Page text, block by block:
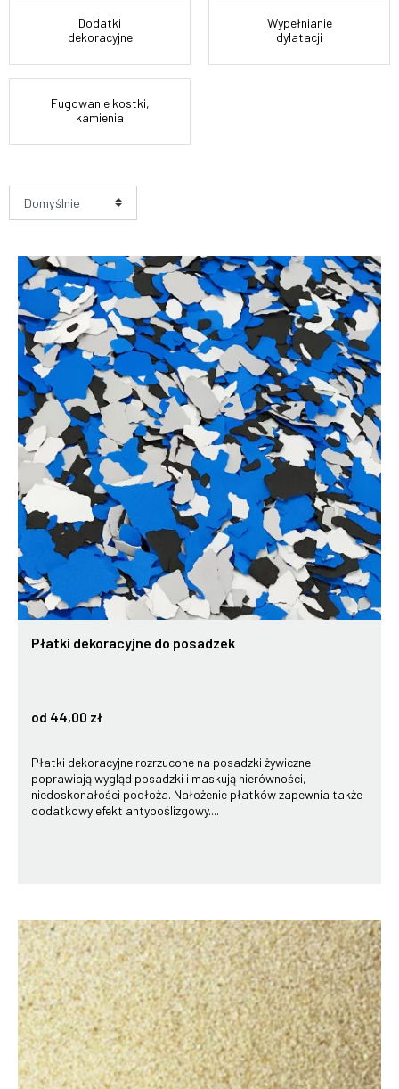
Dodatki
dekoracyjne
Wypełnianie
dylatacji
Fugowanie kostki,
kamienia
Płatki dekoracyjne do posadzek
od 44,00 zł
Płatki dekoracyjne rozrzucone na posadzki żywiczne
poprawiają wygląd posadzki i maskują nierówności,
niedoskonałości podłoża. Nałożenie płatków zapewnia także
dodatkowy efekt antypoślizgowy....